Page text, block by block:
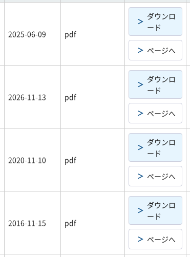
2025-06-09 pdf
ダウンロ
ード
ページへ
2026-11-13 pdf
ダウンロ
ード
ページへ
2020-11-10 pdf
ダウンロ
ード
ページへ
2016-11-15 pdf
ダウンロ
ード
ページへ